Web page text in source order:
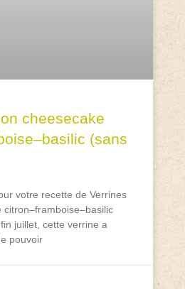
cheesecake
(sans
votre recette de Verrines
citron–framboise–basilic
juillet, cette verrine a
pouvoir